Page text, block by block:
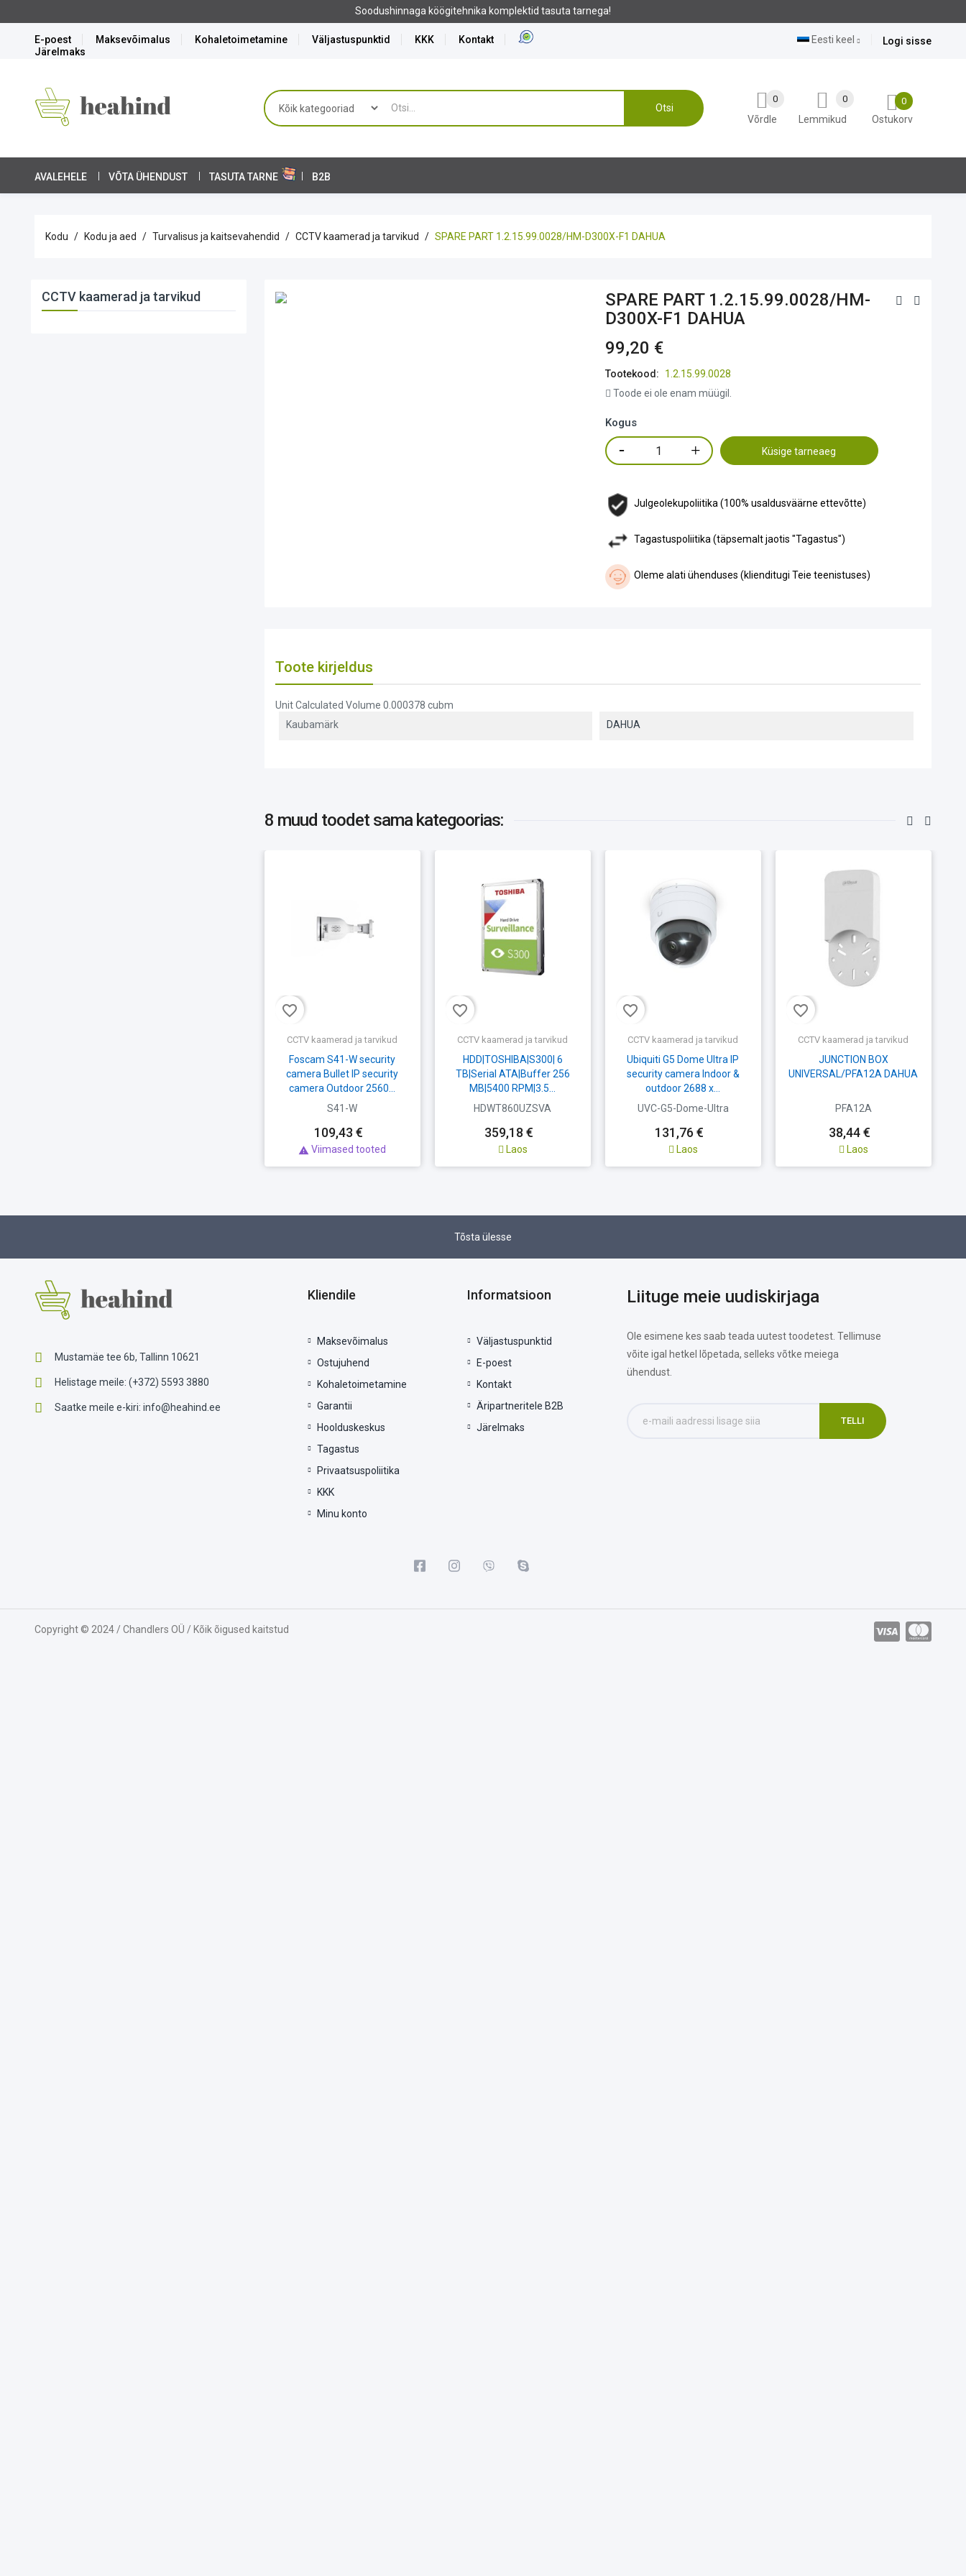
Soodushinnaga köögitehnika komplektid tasuta tarnega!
E-poest Maksevõimalus Kohaletoimetamine Väljastuspunktid KKK
Kontakt
Järelmaks
Logi sisse
Eesti keel
Otsi
0
Ostukorv
Lemmikud
0
Võrdle
0
AVALEHELE VÕTA ÜHENDUST TASUTA TARNE B2B
Kodu Kodu ja aed Turvalisus ja kaitsevahendid CCTV kaamerad ja tarvikud SPARE PART 1.2.15.99.0028/HM-D300X-F1 DAHUA
CCTV kaamerad ja tarvikud
SPARE PART 1.2.15.99.0028/HM-
D300X-F1 DAHUA
99,20 €
Tootekood:
1.2.15.99.0028
Toode ei ole enam müügil.
Kogus
Küsige tarneaeg
Julgeolekupoliitika (100% usaldusväärne ettevõtte)
Tagastuspoliitika (täpsemalt jaotis "Tagastus")
Oleme alati ühenduses (klienditugi Teie teenistuses)
Toote kirjeldus
Unit Calculated Volume 0.000378 cubm
Kaubamärk
DAHUA
8 muud toodet sama kategoorias:
favorite_border
CCTV kaamerad ja tarvikud
Foscam S41-W security
camera Bullet IP security
camera Outdoor 2560...
S41-W
109,43 €
 Viimased tooted
favorite_border
CCTV kaamerad ja tarvikud
HDD|TOSHIBA|S300| 6
TB|Serial ATA|Buffer 256
MB|5400 RPM|3.5...
HDWT860UZSVA
359,18 €
Laos
favorite_border
CCTV kaamerad ja tarvikud
Ubiquiti G5 Dome Ultra IP
security camera Indoor &
outdoor 2688 x...
UVC-G5-Dome-Ultra
131,76 €
Laos
favorite_border
CCTV kaamerad ja tarvikud
JUNCTION BOX
UNIVERSAL/PFA12A DAHUA
PFA12A
38,44 €
Laos
Tõsta ülesse
Mustamäe tee 6b, Tallinn 10621
Helistage meile: (+372) 5593 3880
Saatke meile e-kiri: info@heahind.ee
Kliendile
Maksevõimalus
Ostujuhend
Kohaletoimetamine
Garantii
Hoolduskeskus
Tagastus
Privaatsuspoliitika
KKK
Minu konto
Informatsioon
Väljastuspunktid
E-poest
Kontakt
Äripartneritele B2B
Järelmaks
Liituge meie uudiskirjaga
Ole esimene kes saab teada uutest toodetest. Tellimuse
võite igal hetkel lõpetada, selleks võtke meiega
ühendust.
Copyright © 2024 / Chandlers OÜ / Kõik õigused kaitstud